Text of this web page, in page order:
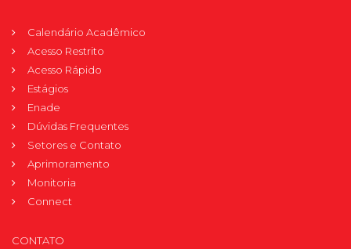
Calendário Acadêmico
Acesso Restrito
Acesso Rápido
Estágios
Enade
Dúvidas Frequentes
Setores e Contato
Aprimoramento
Monitoria
Connect
CONTATO